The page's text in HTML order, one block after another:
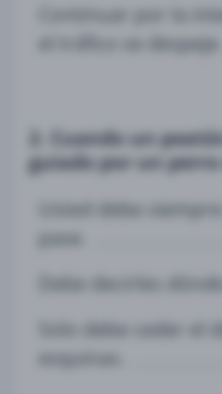
Continuar por la
el tráfico se despeje.
2. Cuando un
guiado por un
Usted debe
pase.
Debe decirles
Solo debe ceder el
esquinas.